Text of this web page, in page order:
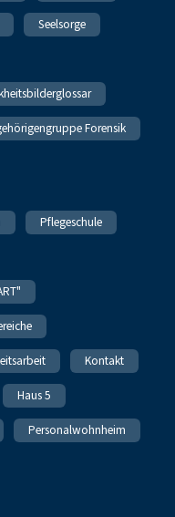
Seelsorge
Forensik
Pflegeschule
Kontakt
Haus 5
Personalwohnheim